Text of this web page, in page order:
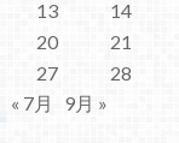
13
14
20
21
27
28
« 7月
9月 »